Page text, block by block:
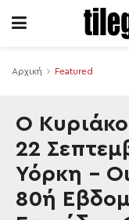
Αρχική Featured
Ο
22
Υόρκη –
80ή